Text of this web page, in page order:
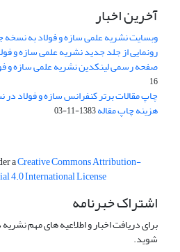
آخرین اخبار
وبسایت نشریه علمی سازه و فولاد به
رونمایی از جلد جدید نشریه علمی سازه و
صفحه رسمی لینکدین نشریه علمی سازه و
16
چاپ مقالات برتر کنفرانس سازه و فولاد در
هزینه چاپ مقاله1383-11-03
aCreative Commons Attribution-
4.0 International License
اشتراک خبرنامه
برای دریافت اخبار و اطلاعیه های مهم
شوید.